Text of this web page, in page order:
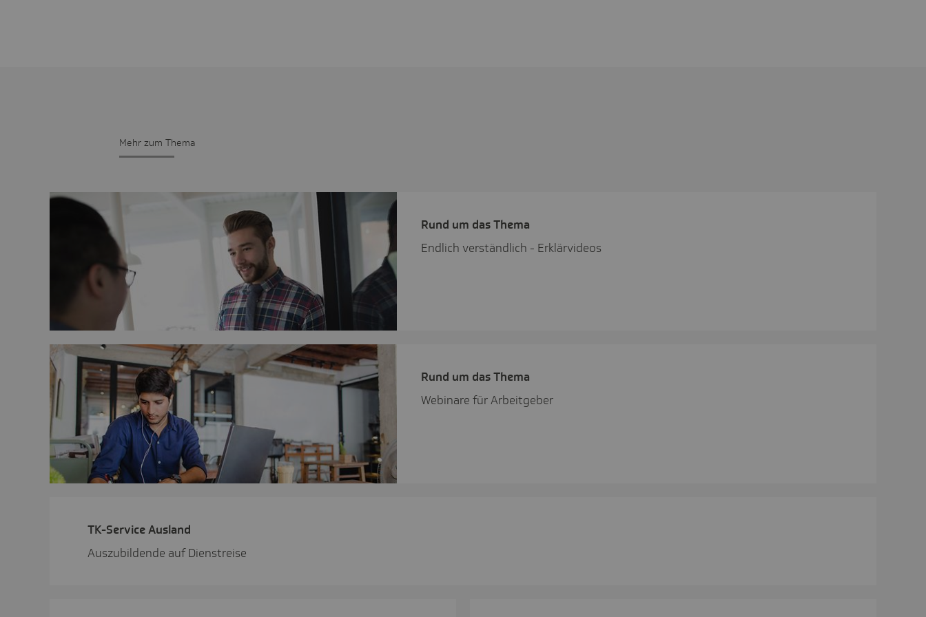
Mehr zum Thema
Rund um das Thema
Endlich verständlich - Erklärvideos
Rund um das Thema
Webinare für Arbeitgeber
TK-Service Ausland
Auszubildende auf Dienstreise